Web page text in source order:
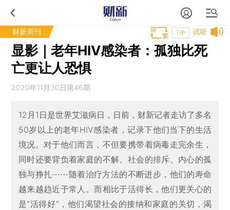
财新周刊 试听
T中
显影｜老年HIV感染者：孤独比死
亡更让人恐惧
2020年11月30日第46期
12月1日是世界艾滋病日，日前，财新记者走访了多名
50岁以上的老年HIV感染者，记录下他们当下的生活
境况。对于他们而言，不但要携带着病毒走完余生，
同时还要背负着家庭的不解、社会的排斥、内心的孤
独与挣扎⋯⋯随着治疗方法的不断进步，他们的寿命
越来越趋近于常人。而相比于活得长，他们更关心的
是“活得好”，他们渴望社会的接纳和家庭的关切，渴